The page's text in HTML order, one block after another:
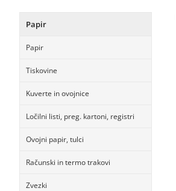
Papir
Papir
Tiskovine
Kuverte in ovojnice
Ločilni listi, preg. kartoni, registri
Ovojni papir, tulci
Računski in termo trakovi
Zvezki